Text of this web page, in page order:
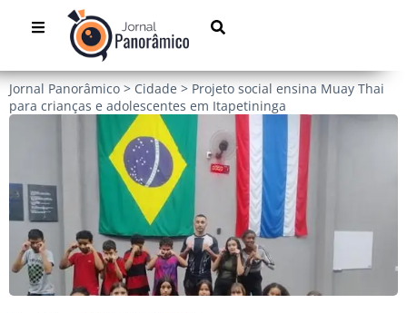
Jornal Panorâmico > Cidade > Projeto social ensina Muay Thai
para crianças e adolescentes em Itapetininga